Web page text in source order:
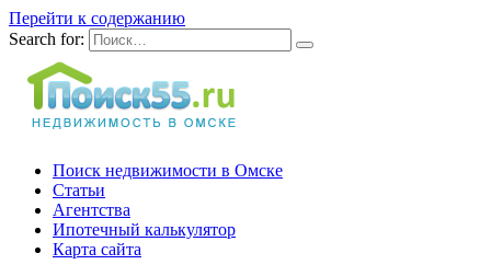
Перейти к содержанию
Search for:
Поиск недвижимости в Омске
Статьи
Агентства
Ипотечный калькулятор
Карта сайта